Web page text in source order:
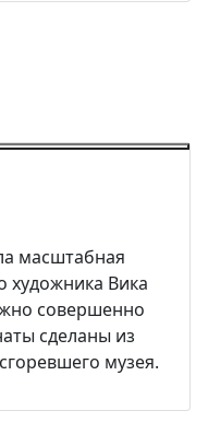
масштабная
художника Вика
совершенно
сделаны из
музея.